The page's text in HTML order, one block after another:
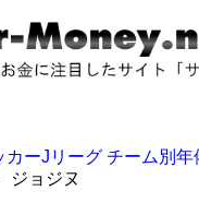
カーJリーグ チーム別年
ジョジヌ